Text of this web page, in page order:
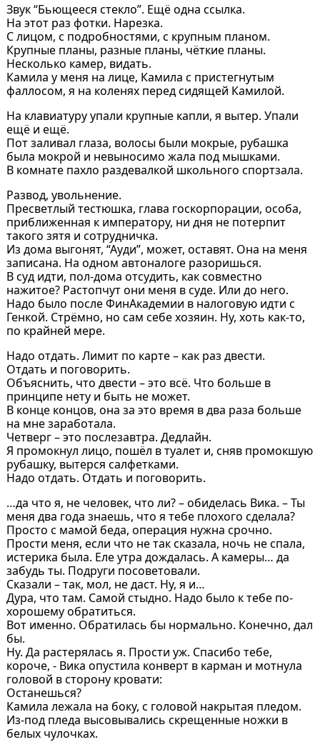
Звук “Бьющееся стекло”. Ещё одна ссылка.
На этот раз фотки. Нарезка.
С лицом, с подробностями, с крупным планом.
Крупные планы, разные планы, чёткие планы.
Несколько камер, видать.
Камила у меня на лице, Камила с пристегнутым
фаллосом, я на коленях перед сидящей Камилой.
На клавиатуру упали крупные капли, я вытер. Упали
ещё и ещё.
Пот заливал глаза, волосы были мокрые, рубашка
была мокрой и невыносимо жала под мышками.
В комнате пахло раздевалкой школьного спортзала.
Развод, увольнение.
Пресветлый тестюшка, глава госкорпорации, особа,
приближенная к императору, ни дня не потерпит
такого зятя и сотрудничка.
Из дома выгонят, “Ауди”, может, оставят. Она на меня
записана. На одном автоналоге разоришься.
В суд идти, пол-дома отсудить, как совместно
нажитое? Растопчут они меня в суде. Или до него.
Надо было после ФинАкадемии в налоговую идти с
Генкой. Стрёмно, но сам себе хозяин. Ну, хоть как-то,
по крайней мере.
Надо отдать. Лимит по карте – как раз двести.
Отдать и поговорить.
Объяснить, что двести – это всё. Что больше в
принципе нету и быть не может.
В конце концов, она за это время в два раза больше
на мне заработала.
Четверг – это послезавтра. Дедлайн.
Я промокнул лицо, пошёл в туалет и, сняв промокшую
рубашку, вытерся салфетками.
Надо отдать. Отдать и поговорить.
…да что я, не человек, что ли? – обиделась Вика. – Ты
меня два года знаешь, что я тебе плохого сделала?
Просто с мамой беда, операция нужна срочно.
Прости меня, если что не так сказала, ночь не спала,
истерика была. Еле утра дождалась. А камеры… да
забудь ты. Подруги посоветовали.
Сказали – так, мол, не даст. Ну, я и…
Дура, что там. Самой стыдно. Надо было к тебе по-
хорошему обратиться.
Вот именно. Обратилась бы нормально. Конечно, дал
бы.
Ну. Да растерялась я. Прости уж. Спасибо тебе,
короче, - Вика опустила конверт в карман и мотнула
головой в сторону кровати:
Останешься?
Камила лежала на боку, с головой накрытая пледом.
Из-под пледа высовывались скрещенные ножки в
белых чулочках.